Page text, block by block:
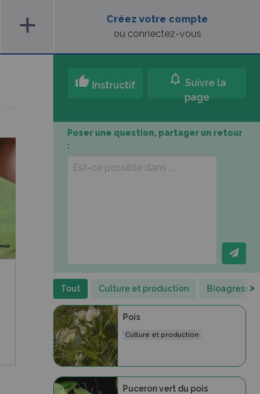
add
Créez votre compte
ou connectez-vous
thumb_up Instructif notifications Suivre la
page
Poser une question, partager un retour
:
Tout Culture et production >
Pois
Culture et production
Puceron vert du pois